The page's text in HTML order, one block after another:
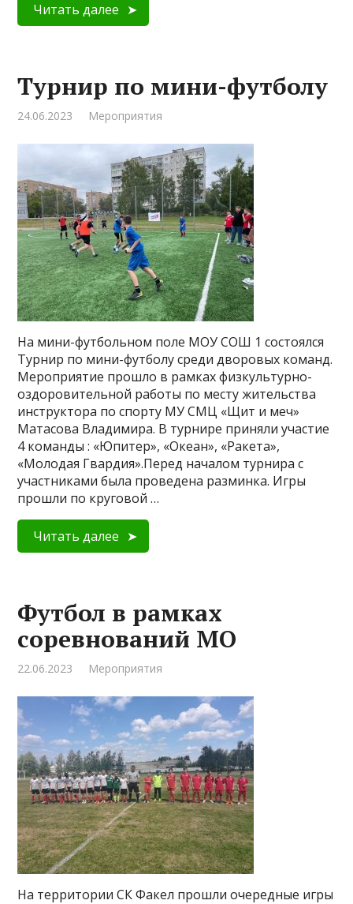
Читать далее
Турнир по мини-футболу
24.06.2023 Мероприятия
На мини-футбольном поле МОУ СОШ 1 состоялся
Турнир по мини-футболу среди дворовых команд.
Мероприятие прошло в рамках физкультурно-
оздоровительной работы по месту жительства
инструктора по спорту МУ СМЦ «Щит и меч»
Матасова Владимира. В турнире приняли участие
4 команды : «Юпитер», «Океан», «Ракета»,
«Молодая Гвардия».Перед началом турнира с
участниками была проведена разминка. Игры
прошли по круговой …
Читать далее
Футбол в рамках
соревнований МО
22.06.2023 Мероприятия
На территории СК Факел прошли очередные игры